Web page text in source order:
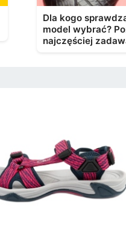
Dla kogo
model wybrać?
najczęściej